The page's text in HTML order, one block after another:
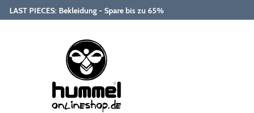
LAST PIECES: Bekleidung - Spare bis zu 65%